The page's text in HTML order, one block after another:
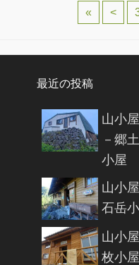
投稿ナビゲーション
« <
最近の投稿
山小
－郷
小屋
山小
石岳小
山小
枚小屋